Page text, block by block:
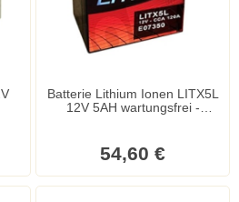
Batterie Lithium Ionen LITX5L
12V 5AH wartungsfrei -
54,60 €